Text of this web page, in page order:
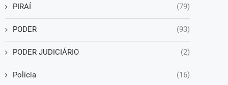
PIRAÍ (79)
PODER (93)
PODER JUDICIÁRIO (2)
Polícia (16)